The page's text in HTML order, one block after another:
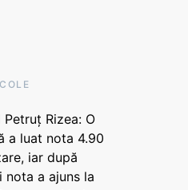
Rizea: O
a luat nota 4.90
iar după
nota a ajuns la